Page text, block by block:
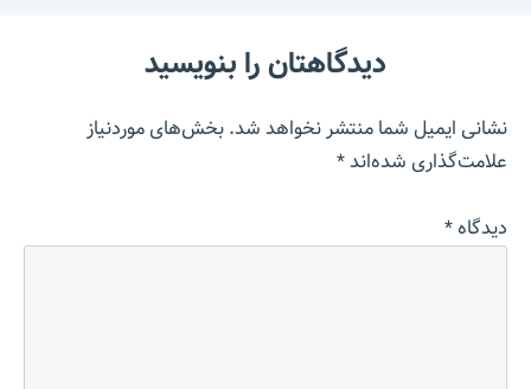
دیدگاهتان را بنویسید
نشانی ایمیل شما منتشر نخواهد شد.بخش‌های موردنیاز
علامت‌گذاری شده‌اند*
دیدگاه*